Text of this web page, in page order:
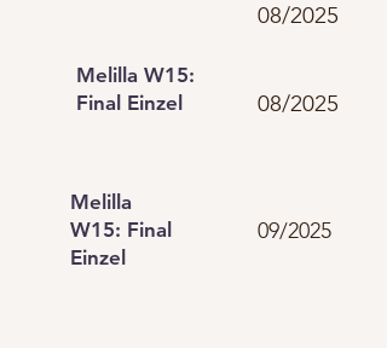
08/2025
Melilla W15:
Final Einzel
08/2025
Melilla
W15: Final
Einzel
09/2025